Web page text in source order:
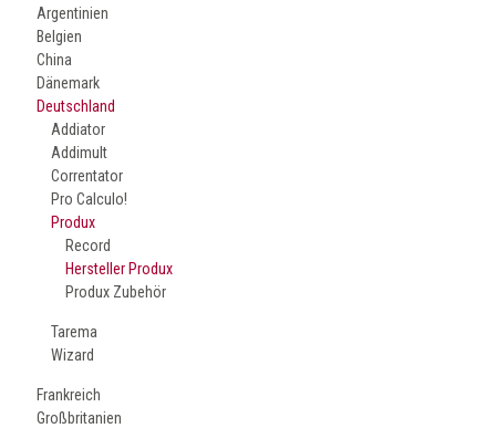
Argentinien
Belgien
China
Dänemark
Deutschland
Addiator
Addimult
Correntator
Pro Calculo!
Produx
Record
Hersteller Produx
Produx Zubehör
Tarema
Wizard
Frankreich
Großbritanien